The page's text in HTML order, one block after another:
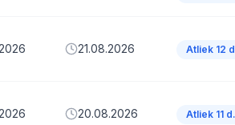
21.08.2026 Atliek 12
20.08.2026 Atliek 11 d.